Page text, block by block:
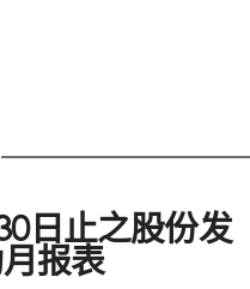
日止之股份发
报表